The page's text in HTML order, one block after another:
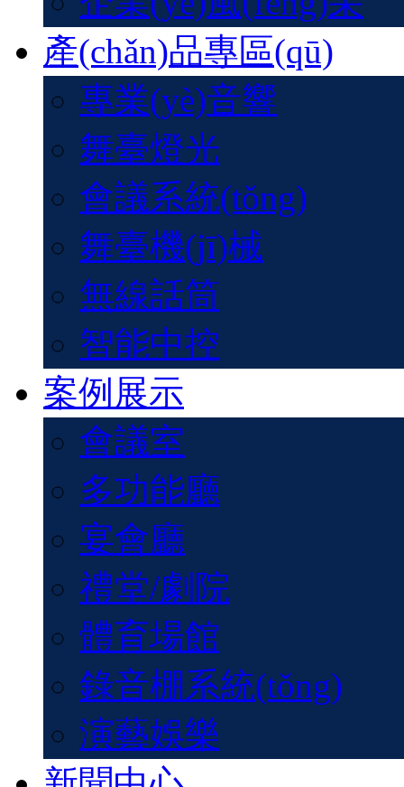
產(chǎn)品專區(qū)
專業(yè)音響
舞臺燈光
會議系統(tǒng)
舞臺機(jī)械
無線話筒
智能中控
案例展示
會議室
多功能廳
宴會廳
禮堂/劇院
體育場館
錄音棚系統(tǒng)
演藝娛樂